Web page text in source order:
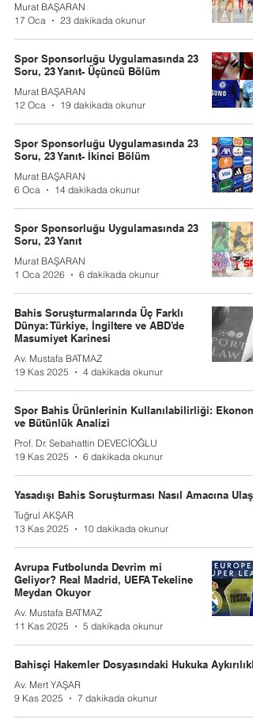
Murat BAŞARAN
17 Oca
23 dakikada okunur
Spor Sponsorluğu Uygulamasında 23
Soru, 23 Yanıt- Üçüncü Bölüm
Murat BAŞARAN
12 Oca
19 dakikada okunur
Spor Sponsorluğu Uygulamasında 23
Soru, 23 Yanıt- İkinci Bölüm
Murat BAŞARAN
6 Oca
14 dakikada okunur
Spor Sponsorluğu Uygulamasında 23
Soru, 23 Yanıt
Murat BAŞARAN
1 Oca 2026
6 dakikada okunur
Bahis Soruşturmalarında Üç Farklı
Dünya: Türkiye, İngiltere ve ABD’de
Masumiyet Karinesi
Av. Mustafa BATMAZ
19 Kas 2025
4 dakikada okunur
Spor Bahis Ürünlerinin Kullanılabilirliği:
ve Bütünlük Analizi
Prof. Dr. Sebahattin DEVECİOĞLU
19 Kas 2025
6 dakikada okunur
Yasadışı Bahis Soruşturması Nasıl Amacına
Tuğrul AKŞAR
13 Kas 2025
10 dakikada okunur
Avrupa Futbolunda Devrim mi
Geliyor? Real Madrid, UEFA Tekeline
Meydan Okuyor
Av. Mustafa BATMAZ
11 Kas 2025
5 dakikada okunur
Bahisçi Hakemler Dosyasındaki Hukuka
Av. Mert YAŞAR
9 Kas 2025
7 dakikada okunur